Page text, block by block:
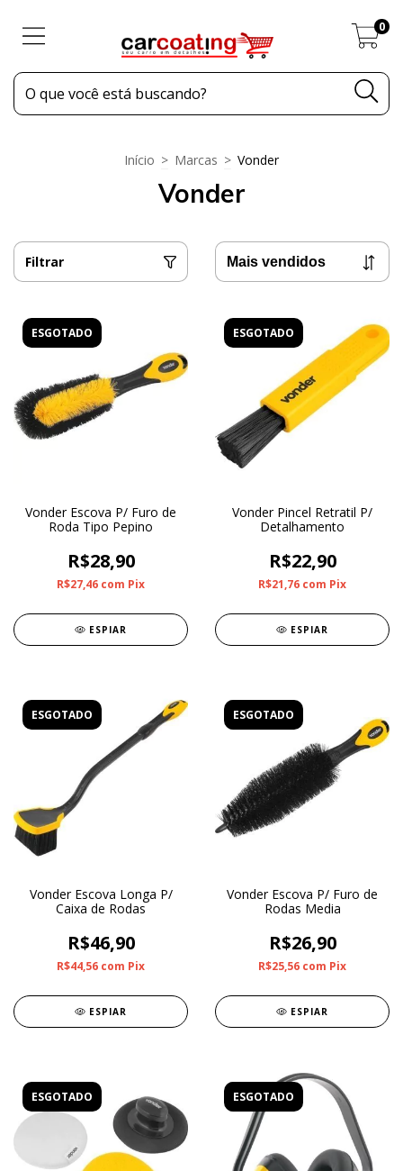
0
Início > Marcas > Vonder
Vonder
Filtrar
ESGOTADO
Vonder Escova P/ Furo de
Roda Tipo Pepino
R$28,90
R$27,46 com Pix
ESPIAR
ESGOTADO
Vonder Pincel Retratil P/
Detalhamento
R$22,90
R$21,76 com Pix
ESPIAR
ESGOTADO
Vonder Escova Longa P/
Caixa de Rodas
R$46,90
R$44,56 com Pix
ESPIAR
ESGOTADO
Vonder Escova P/ Furo de
Rodas Media
R$26,90
R$25,56 com Pix
ESPIAR
ESGOTADO ESGOTADO